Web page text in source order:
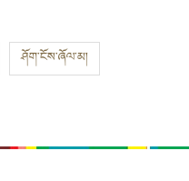
ཤོག་ངོས་ཞོལ་མ།